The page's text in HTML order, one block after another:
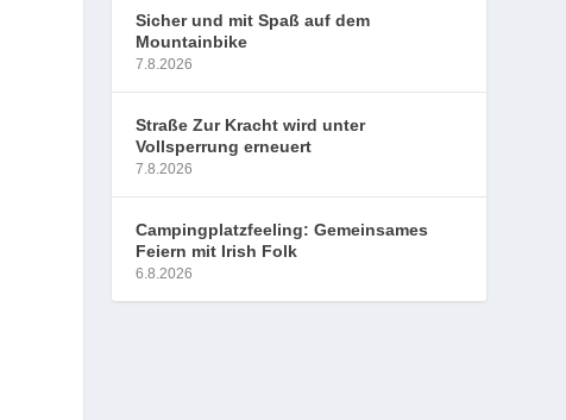
Sicher und mit Spaß auf dem
Mountainbike
7.8.2026
Straße Zur Kracht wird unter
Vollsperrung erneuert
7.8.2026
Campingplatzfeeling: Gemeinsames
Feiern mit Irish Folk
6.8.2026